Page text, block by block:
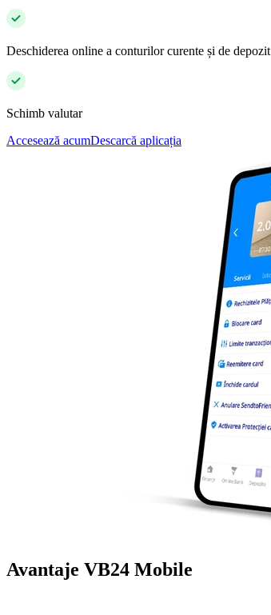
Deschiderea online a conturilor curente și de depozit
Schimb valutar
Accesează acumDescarcă aplicația
Avantaje VB24 Mobile